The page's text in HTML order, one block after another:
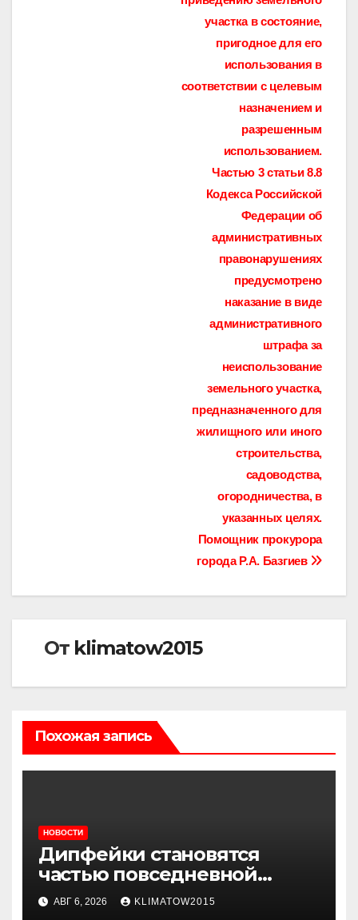
участка в состояние,
пригодное для его
использования в
соответствии с целевым
назначением и
разрешенным
использованием.
Частью 3 статьи 8.8
Кодекса Российской
Федерации об
административных
правонарушениях
предусмотрено
наказание в виде
административного
штрафа за
неиспользование
земельного участка,
предназначенного для
жилищного или иного
строительства,
садоводства,
огородничества, в
указанных целях.
Помощник прокурора
города Р.А. Базгиев
От klimatow2015
Похожая запись
НОВОСТИ
Дипфейки становятся
частью повседневной
жизни: почему жителям
Ингушетии важно быть
АВГ 6, 2026 KLIMATOW2015